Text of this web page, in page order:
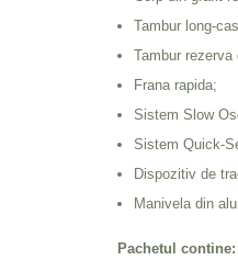
Tambur long-
Tambur
Frana rapida;
Sistem Slow
Sistem Quick-
Dispozitiv de
Manivela din
Pachetul contine: